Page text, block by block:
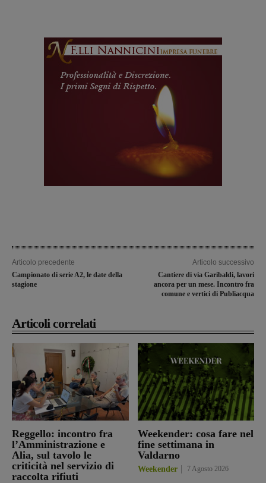
Articolo precedente
Campionato di serie A2, le date della
stagione
Articolo successivo
Cantiere di via Garibaldi, lavori
ancora per un mese. Incontro fra
comune e vertici di Publiacqua
Articoli correlati
Reggello: incontro fra
l’Amministrazione e
Alia, sul tavolo le
criticità nel servizio di
raccolta rifiuti
Weekender: cosa fare nel
fine settimana in
Valdarno
Weekender 7 Agosto 2026